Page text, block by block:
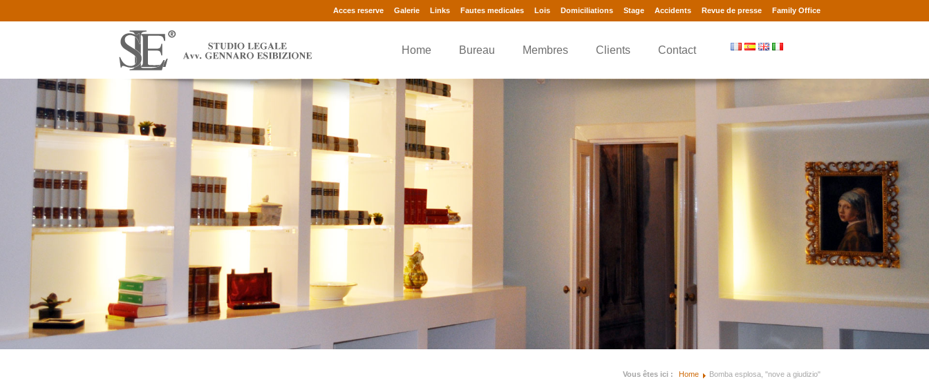
Acces reserve Galerie Links Fautes medicales Lois Domiciliations Stage Accidents Revue de presse Family Office
Home Bureau Membres Clients Contact
Vous êtes ici : Home Bomba esplosa, "nove a giudizio"